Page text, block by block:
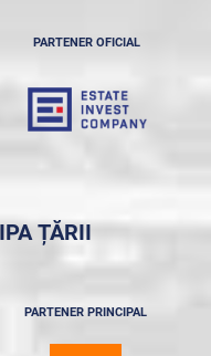
PARTENER OFICIAL
ȚĂRII
PARTENER PRINCIPAL